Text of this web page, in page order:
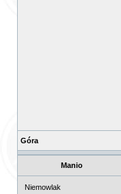
Góra
Manio
Niemowlak